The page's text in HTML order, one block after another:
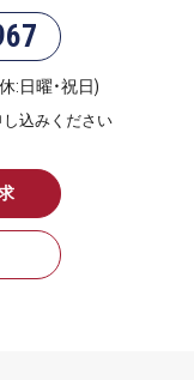
:日曜・祝日)
込みください